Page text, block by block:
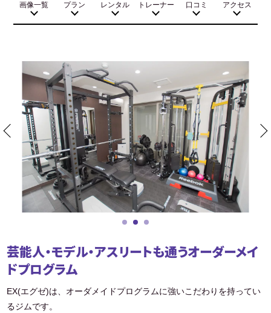
画像一覧 プラン レンタル トレーナー 口コミ アクセス
芸能人・モデル・アスリートも通うオーダーメイ
ドプログラム
EX(エグゼ)は、オーダメイドプログラムに強いこだわりを持ってい
るジムです。